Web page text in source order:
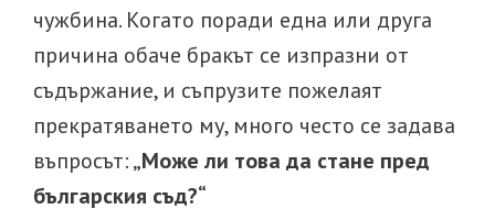
чужбина. Когато поради една или друга
причина обаче бракът се изпразни от
съдържание, и съпрузите пожелаят
прекратяването му, много често се задава
въпросът:„Може ли това да стане пред
българския съд?“